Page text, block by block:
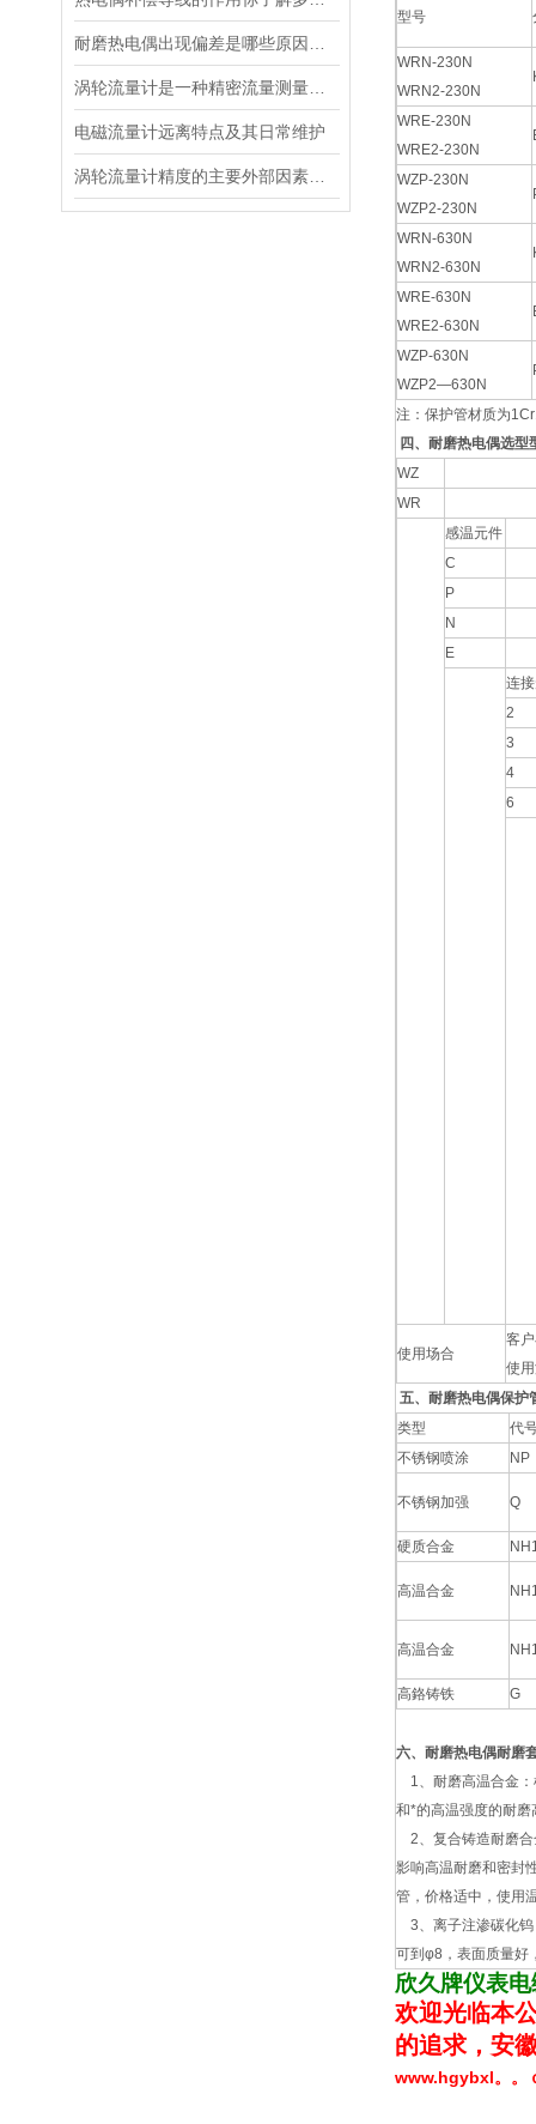
电磁流量计远离特点及其日常维护
型号
WRN-230N
WRN2-230N
WRE-230N
WRE2-230N
WZP-230N
WZP2-230N
WRN-630N
WRN2-630N
WRE-630N
WRE2-630N
WZP-630N
WZP2—630N
注：保护管材质为
四、耐磨热电偶选型
WZ
WR
感温元件
C
P
N
E
连
2
3
4
6
使用场合
客
使
五、耐磨热电偶保护
类型
代
不锈钢喷涂
NP
不锈钢加强 Q
硬质合金
高温合金
高温合金
高鉻铸铁 G
六、耐磨热电偶耐磨
1、耐磨高温合金：
和*的高温强度的耐
2、复合铸造耐磨合
影响高温耐磨和密封
管，价格适中，使用
3、离子注渗碳化钨
可到φ8，表面质量好
欣久牌仪表
欢迎光临本
的追求，安
www.hgybxl。。